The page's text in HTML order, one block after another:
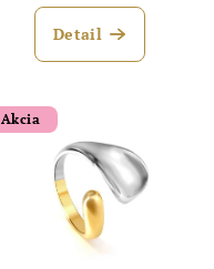
Detail
Akcia